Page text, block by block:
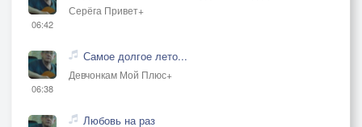
06:42
Серёга Привет+
06:38
Самое долгое лето...
Девчонкам Мой Плюс+
Любовь на раз